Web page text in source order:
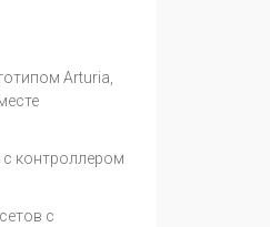
Arturia,
с контроллером
с